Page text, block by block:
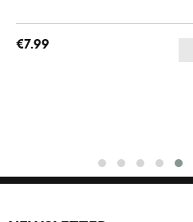
€7.99